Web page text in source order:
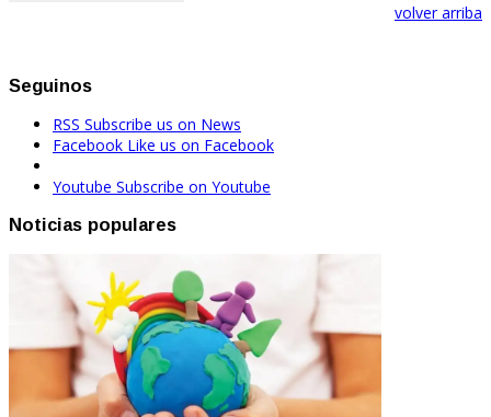
volver arriba
Seguinos
RSS Subscribe us on News
Facebook Like us on Facebook
Youtube Subscribe on Youtube
Noticias populares